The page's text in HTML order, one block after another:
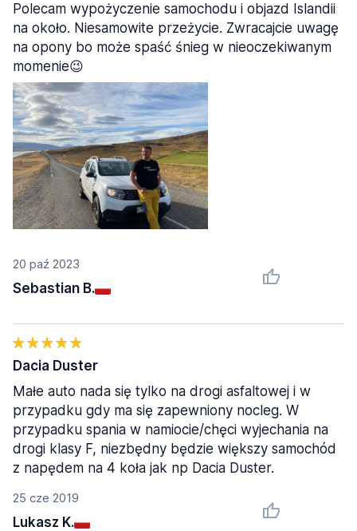
20 paź 2023
Sebastian B.
Polecam wypożyczenie samochodu i objazd Islandii
na około. Niesamowite przeżycie. Zwracajcie uwagę
na opony bo może spaść śnieg w nieoczekiwanym
momenie😉
25 cze 2019
Lukasz K.
Dacia Duster
Małe auto nada się tylko na drogi asfaltowej i w
przypadku gdy ma się zapewniony nocleg. W
przypadku spania w namiocie/chęci wyjechania na
drogi klasy F, niezbędny będzie większy samochód
z napędem na 4 koła jak np Dacia Duster.